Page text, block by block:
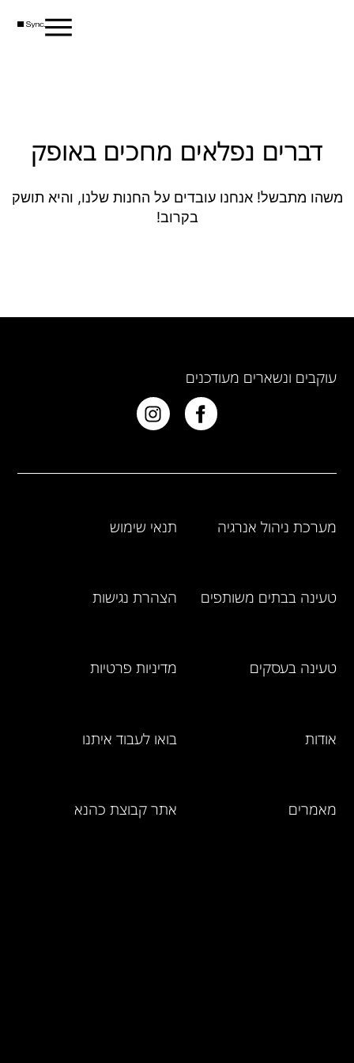
דברים נפלאים מחכים באופק
משהו מתבשל! אנחנו עובדים על החנות שלנו, והיא תושק
בקרוב!
עוקבים ונשארים מעודכנים
מערכת ניהול אנרגיה
טעינה בבתים משותפים
טעינה בעסקים
אודות
מאמרים
תנאי שימוש
הצהרת נגישות
מדיניות פרטיות
בואו לעבוד איתנו
אתר קבוצת כהנא